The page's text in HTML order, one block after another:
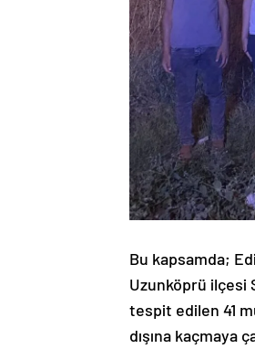
Bu kapsamda;
Uzunköprü ilçesi
tespit edilen 41
dışına kaçmaya